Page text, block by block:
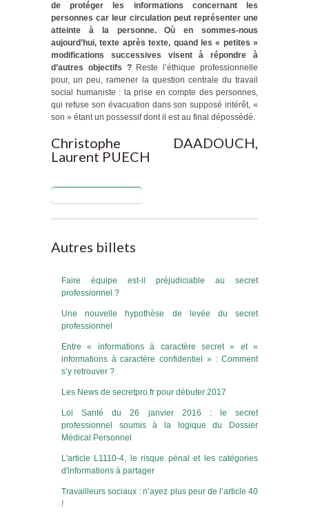
de protéger les informations concernant les
personnes car leur circulation peut représenter une
atteinte à la personne. Où en sommes-nous
aujourd’hui, texte après texte, quand les « petites »
modifications successives visent à répondre à
d’autres objectifs ?Reste l’éthique professionnelle
pour, un peu, ramener la question centrale du travail
social humaniste : la prise en compte des personnes,
qui refuse son évacuation dans son supposé intérêt, «
son » étant un possessif dont il est au final dépossédé.
Christophe DAADOUCH,
Laurent PUECH
Autres billets
Faire équipe est-il préjudiciable au secret
professionnel ?
Une nouvelle hypothèse de levée du secret
professionnel
Entre « informations à caractère secret » et «
informations à caractère confidentiel » : Comment
s’y retrouver ?
Les News de secretpro.fr pour débuter 2017
Loi Santé du 26 janvier 2016 : le secret
professionnel soumis à la logique du Dossier
Médical Personnel
L'article L1110-4, le risque pénal et les catégories
d'informations à partager
Travailleurs sociaux : n’ayez plus peur de l’article 40
!